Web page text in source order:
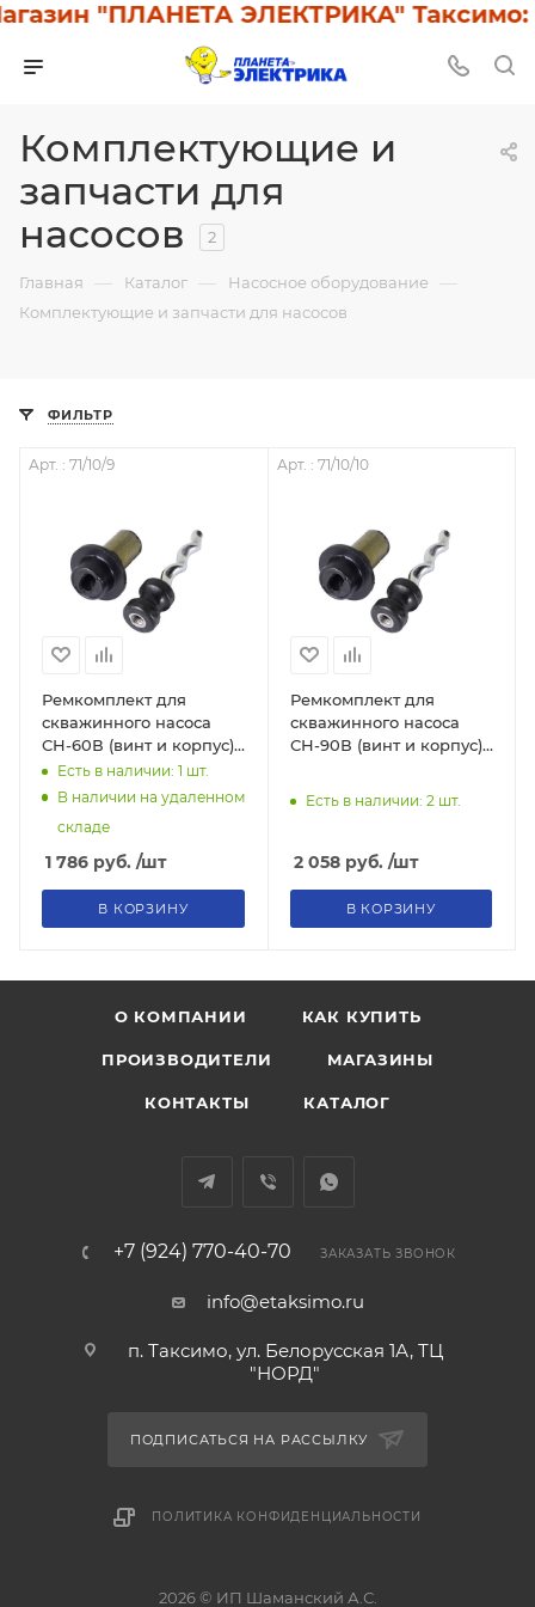
"ПЛАНЕТА ЭЛЕКТРИКА"
Комплектующие и
запчасти для
насосов
2
Главная — Каталог — Насосное оборудование —
Комплектующие и запчасти для насосов
ФИЛЬТР
Арт. : 71/10/9
Ремкомплект для
скважинного насоса
СН-60В (винт и корпус),
71/10/9
Есть в наличии: 1 шт.
В наличии на удаленном
складе
1 786 руб. /шт
В КОРЗИНУ
Арт. : 71/10/10
Ремкомплект для
скважинного насоса
СН-90В (винт и корпус),
Есть в наличии: 2 шт.
2 058руб. /шт
В КОРЗИНУ
О КОМПАНИИ КАК КУПИТЬ
ПРОИЗВОДИТЕЛИ МАГАЗИНЫ
КОНТАКТЫ КАТАЛОГ
+7 (924) 770-40-70 ЗАКАЗАТЬ ЗВОНОК
info@etaksimo.ru
п. Таксимо, ул. Белорусская 1А, ТЦ
"НОРД"
ПОДПИСАТЬСЯ НА РАССЫЛКУ
ПОЛИТИКА КОНФИДЕНЦИАЛЬНОСТИ
2026 © ИП Шаманский А.С.